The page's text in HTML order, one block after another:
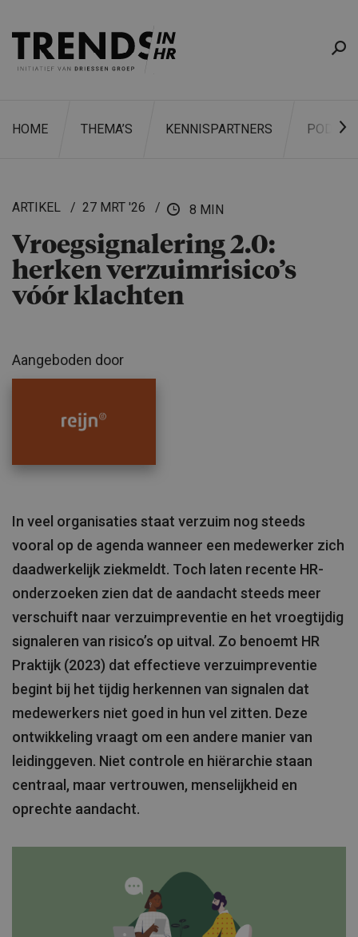
HOME THEMA’S KENNISPARTNERS
ZOEKEN
ARTIKEL 27 MRT '26 8 MIN
Vroegsig­na­le­ring 2.0:
herken verzuimri­si­co’s
vóór klachten
Aangeboden door
In veel organisaties staat verzuim nog steeds
vooral op de agenda wanneer een medewerker zich
daadwerkelijk ziekmeldt. Toch laten recente HR-
onderzoeken zien dat de aandacht steeds meer
verschuift naar verzuimpreventie en het vroegtijdig
signaleren van risico’s op uitval. Zo benoemt HR
Praktijk (2023) dat effectieve verzuimpreventie
begint bij het tijdig herkennen van signalen dat
medewerkers niet goed in hun vel zitten. Deze
ontwikkeling vraagt om een andere manier van
leidinggeven. Niet controle en hiërarchie staan
centraal, maar vertrouwen, menselijkheid en
oprechte aandacht.